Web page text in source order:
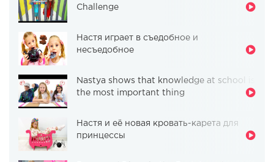
Challenge
Настя играет в съедобное и
несъедобное
Nastya shows that knowledge at school is
the most important thing
Настя и её новая кровать-карета для
принцессы